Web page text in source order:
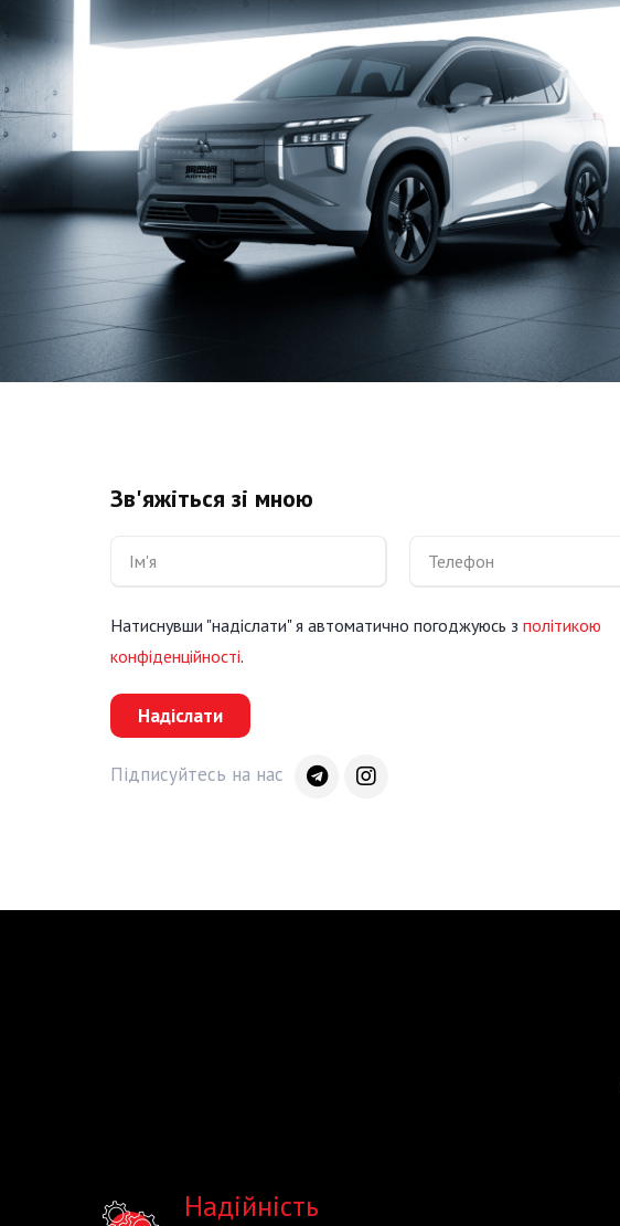
Зв'яжіться зі мною
Натиснувши "надіслати" я автоматично погоджуюсь з політикою
конфіденційності.
Надіслати
Підписуйтесь на нас
Надійність